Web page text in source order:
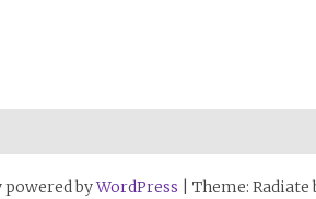
powered byWordPress Theme: Radiate